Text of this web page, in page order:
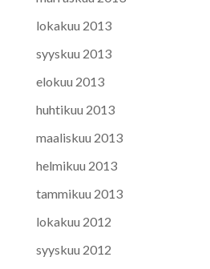
lokakuu 2013
syyskuu 2013
elokuu 2013
huhtikuu 2013
maaliskuu 2013
helmikuu 2013
tammikuu 2013
lokakuu 2012
syyskuu 2012